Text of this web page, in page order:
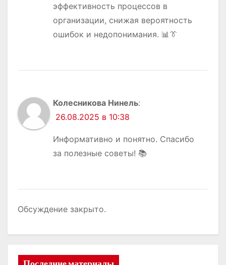
эффективность процессов в
организации, снижая вероятность
ошибок и недопонимания. 📊👔
Колесникова Нинель:
26.08.2025 в 10:38
Информативно и понятно. Спасибо
за полезные советы! 📚
Обсуждение закрыто.